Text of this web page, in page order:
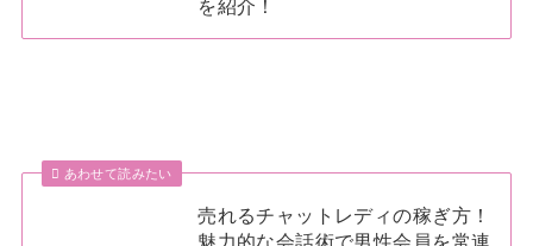
を紹介！
あわせて読みたい
売れるチャットレディの稼ぎ方！
魅力的な会話術で男性会員を常連